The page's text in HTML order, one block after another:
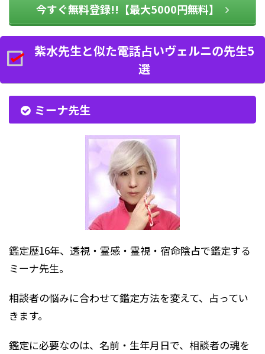
今すぐ無料登録!!【最大5000円無料】
紫水先生と似た電話占いヴェルニの先生5
選
ミーナ先生
鑑定歴16年、透視・霊感・霊視・宿命陰占で鑑定する
ミーナ先生。
相談者の悩みに合わせて鑑定方法を変えて、占ってい
きます。
鑑定に必要なのは、名前・生年月日で、相談者の魂を